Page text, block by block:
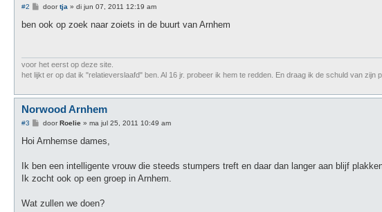
#2
B
r
doortja » di jun 07, 2011 12:19 am
ben ook op zoek naar zoiets in de buurt van Arnhem
voor het eerst op deze site.
het lijkt er op dat ik "relatieverslaafd" ben. Al 16 jr. probeer ik hem te redden. En draag ik de schuld van zijn
Norwood Arnhem
#3
B
r
h
doorRoelie» ma jul 25, 2011 10:49 am
Hoi Arnhemse dames,
Ik ben een intelligente vrouw die steeds stumpers treft en daar dan langer aan blijf
Ik zocht ook op een groep in Arnhem.
Wat zullen we doen?